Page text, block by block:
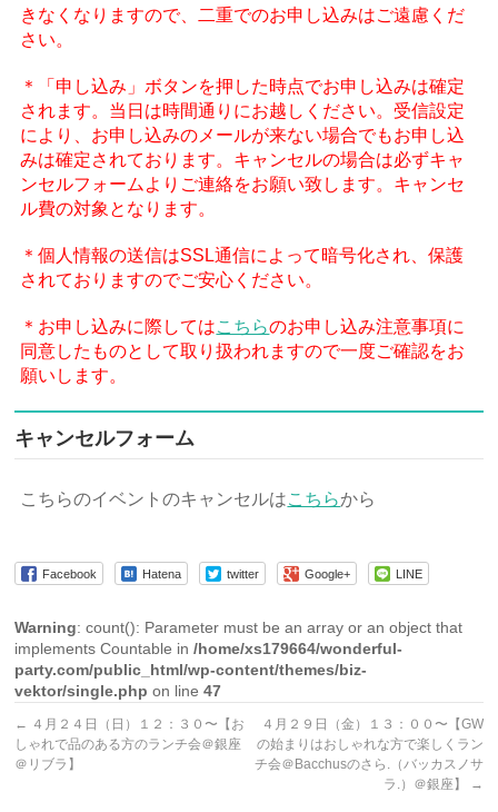
きなくなりますので、二重でのお申し込みはご遠慮くだ
さい。
＊「申し込み」ボタンを押した時点でお申し込みは確定
されます。当日は時間通りにお越しください。受信設定
により、お申し込みのメールが来ない場合でもお申し込
みは確定されております。キャンセルの場合は必ずキャ
ンセルフォームよりご連絡をお願い致します。キャンセ
ル費の対象となります。
＊個人情報の送信はSSL通信によって暗号化され、保護
されておりますのでご安心ください。
＊お申し込みに際してはこちらのお申し込み注意事項に
同意したものとして取り扱われますので一度ご確認をお
願いします。
キャンセルフォーム
こちらのイベントのキャンセルはこちらから
Facebook Hatena twitter Google+ LINE
Warning: count(): Parameter must be an array or an object that
implements Countable in/home/xs179664/wonderful-
party.com/public_html/wp-content/themes/biz-
vektor/single.php on line47
← ４月２４日（日）１２：３０〜【お
しゃれで品のある方のランチ会＠銀座
＠リブラ】
４月２９日（金）１３：００〜【GW
の始まりはおしゃれな方で楽しくラン
チ会＠Bacchusのさら.（バッカスノサ
ラ.）＠銀座】
→